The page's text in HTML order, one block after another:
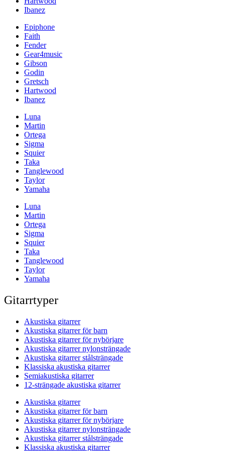
Ibanez
Epiphone
Faith
Fender
Gear4music
Gibson
Godin
Gretsch
Hartwood
Ibanez
Luna
Martin
Ortega
Sigma
Squier
Taka
Tanglewood
Taylor
Yamaha
Luna
Martin
Ortega
Sigma
Squier
Taka
Tanglewood
Taylor
Yamaha
Gitarrtyper
Akustiska gitarrer
Akustiska gitarrer för barn
Akustiska gitarrer för nybörjare
Akustiska gitarrer nylonsträngade
Akustiska gitarrer stålsträngade
Klassiska akustiska gitarrer
Semiakustiska gitarrer
12-strängade akustiska gitarrer
Akustiska gitarrer
Akustiska gitarrer för barn
Akustiska gitarrer för nybörjare
Akustiska gitarrer nylonsträngade
Akustiska gitarrer stålsträngade
Klassiska akustiska gitarrer